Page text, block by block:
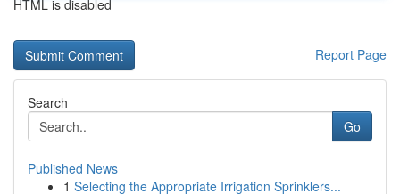
HTML is disabled
Report Page
Search
Go
Published News
1 Selecting the Appropriate Irrigation Sprinklers...